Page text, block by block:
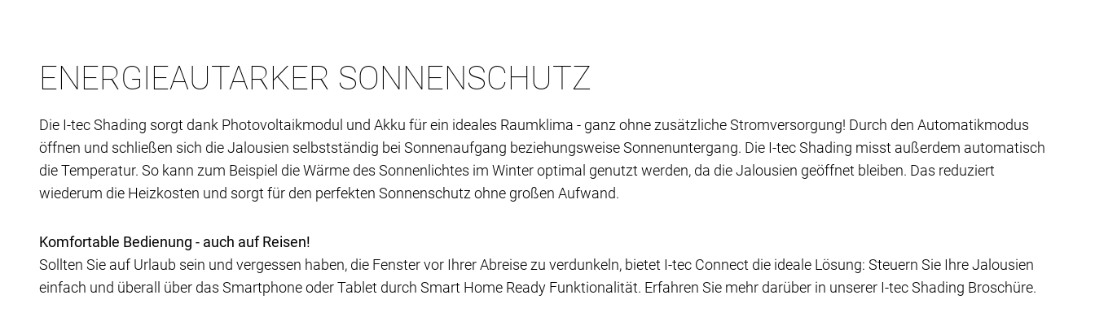
ENERGIEAUTARKER SONNENSCHUTZ
Die I-tec Shading sorgt dank Photovoltaikmodul und Akku für ein ideales Raumklima - ganz ohne zusätzliche Stromversorgung! Durch den Automatikmodus
öffnen und schließen sich die Jalousien selbstständig bei Sonnenaufgang beziehungsweise Sonnenuntergang. Die I-tec Shading misst außerdem automatisch
die Temperatur. So kann zum Beispiel die Wärme des Sonnenlichtes im Winter optimal genutzt werden, da die Jalousien geöffnet bleiben. Das reduziert
wiederum die Heizkosten und sorgt für den perfekten Sonnenschutz ohne großen Aufwand.
Komfortable Bedienung - auch auf Reisen!
Sollten Sie auf Urlaub sein und vergessen haben, die Fenster vor Ihrer Abreise zu verdunkeln, bietet I-tec Connect die ideale Lösung: Steuern Sie Ihre Jalousien
einfach und überall über das Smartphone oder Tablet durch Smart Home Ready Funktionalität. Erfahren Sie mehr darüber in unserer I-tec Shading Broschüre.